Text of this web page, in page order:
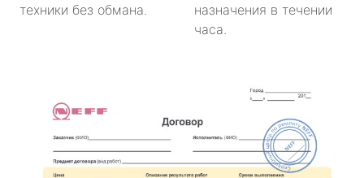
техники без обмана.
назначения в течении
часа.